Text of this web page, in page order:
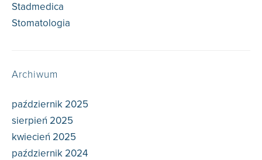
Stadmedica
Stomatologia
Archiwum
październik 2025
sierpień 2025
kwiecień 2025
październik 2024